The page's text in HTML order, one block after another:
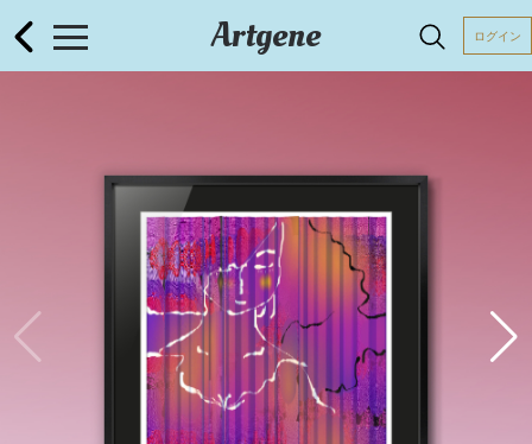
Artgene ログイン